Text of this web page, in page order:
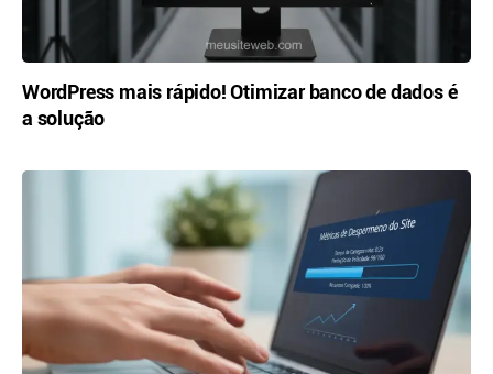
WordPress mais rápido! Otimizar banco de dados é
a solução